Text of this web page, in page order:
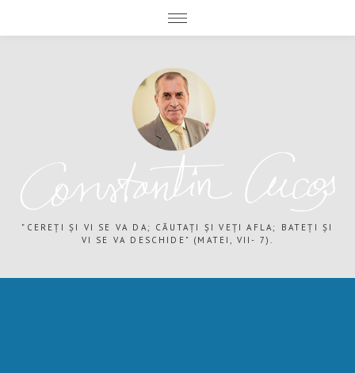
"CEREȚI ȘI VI SE VA DA; CĂUTAȚI ȘI VEȚI AFLA; BATEȚI ȘI
VI SE VA DESCHIDE" (MATEI, VII- 7).